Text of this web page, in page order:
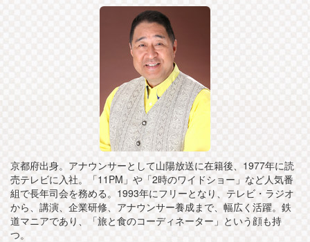
京都府出身。アナウンサーとして山陽放送に在籍後、1977年に読
売テレビに入社。「11PM」や「2時のワイドショー」など人気番
組で長年司会を務める。1993年にフリーとなり、テレビ・ラジオ
から、講演、企業研修、アナウンサー養成まで、幅広く活躍。鉄
道マニアであり、「旅と食のコーディネーター」という顔も持
つ。